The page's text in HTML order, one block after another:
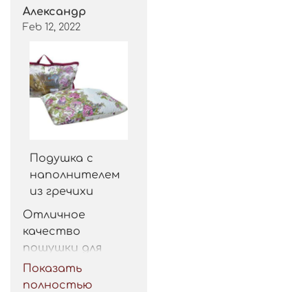
Александр
Feb 12, 2022
Подушка с
наполнителем
из гречихи
Отличное
качество
пошушки для
такой цены.
Рекомендую.
Показать
полностью